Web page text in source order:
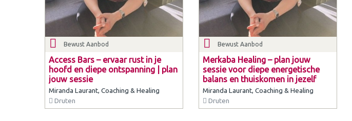
Bewust Aanbod
Access Bars – ervaar rust in je
hoofd en diepe ontspanning | plan
jouw sessie
Miranda Laurant, Coaching & Healing
Druten
Bewust Aanbod
Merkaba Healing – plan jouw
sessie voor diepe energetische
balans en thuiskomen in jezelf
Miranda Laurant, Coaching & Healing
Druten